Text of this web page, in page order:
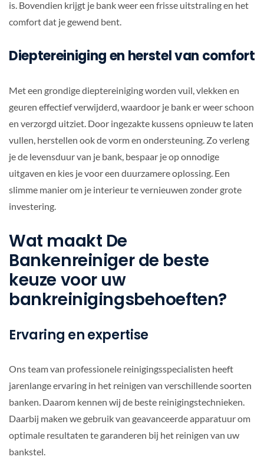
is. Bovendien krijgt je bank weer een frisse uitstraling en het
comfort dat je gewend bent.
Dieptereiniging en herstel van comfort
Met een grondige dieptereiniging worden vuil, vlekken en
geuren effectief verwijderd, waardoor je bank er weer schoon
en verzorgd uitziet. Door ingezakte kussens opnieuw te laten
vullen, herstellen ook de vorm en ondersteuning. Zo verleng
je de levensduur van je bank, bespaar je op onnodige
uitgaven en kies je voor een duurzamere oplossing. Een
slimme manier om je interieur te vernieuwen zonder grote
investering.
Wat maakt De
Bankenreiniger de beste
keuze voor uw
bankreinigingsbehoeften?
Ervaring en expertise
Ons team van professionele reinigingsspecialisten heeft
jarenlange ervaring in het reinigen van verschillende soorten
banken. Daarom kennen wij de beste reinigingstechnieken.
Daarbij maken we gebruik van geavanceerde apparatuur om
optimale resultaten te garanderen bij het reinigen van uw
bankstel.